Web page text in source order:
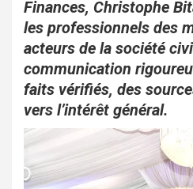
o
o
k
A
p
p
Finances, Christophe
les professionnels des
acteurs de la société
communication
faits vérifiés, des
vers l’intérêt général.